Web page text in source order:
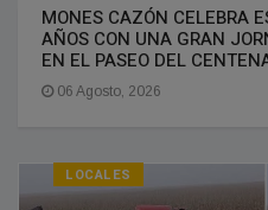
MONES CAZÓN CELEBRA
AÑOS CON UNA GRAN
EN EL PASEO DEL
06 Agosto, 2026
LOCALES